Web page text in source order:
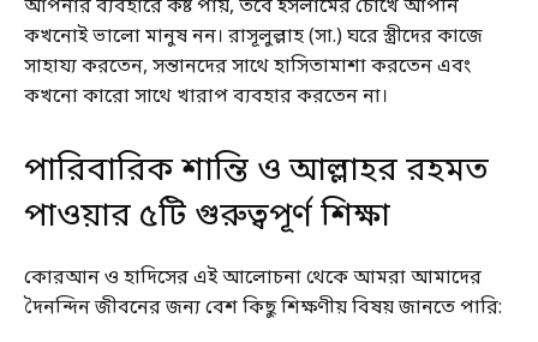
আপনার ব্যবহারে কষ্ট পায়, তবে ইসলামের চোখে আপনি
কখনোই ভালো মানুষ নন। রাসূলুল্লাহ (সা.) ঘরে স্ত্রীদের কাজে
সাহায্য করতেন, সন্তানদের সাথে হাসিতামাশা করতেন এবং
কখনো কারো সাথে খারাপ ব্যবহার করতেন না।
পারিবারিক শান্তি ও আল্লাহর রহমত
পাওয়ার ৫টি গুরুত্বপূর্ণ শিক্ষা
কোরআন ও হাদিসের এই আলোচনা থেকে আমরা আমাদের
দৈনন্দিন জীবনের জন্য বেশ কিছু শিক্ষণীয় বিষয় জানতে পারি: